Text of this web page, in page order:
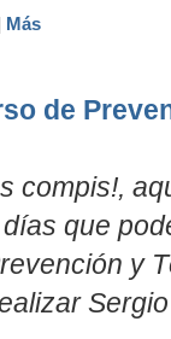
Más
de
compis!,
que
y